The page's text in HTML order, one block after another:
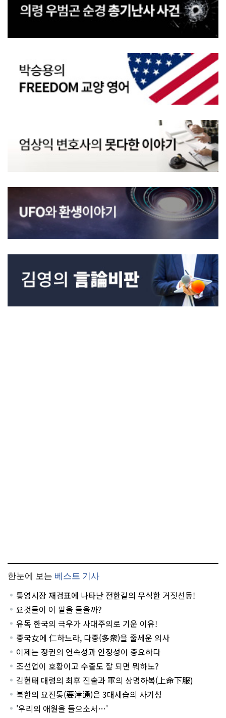
한눈에 보는 베스트 기사
통영시장 재검표에 나타난 전한길의 무식한 거짓선동!
요것들이 이 말을 들을까?
유독 한국의 극우가 사대주의로 기운 이유!
중국女에 仁하느라, 다중(多衆)을 줄세운 의사
이제는 정권의 연속성과 안정성이 중요하다
조선업이 호황이고 수출도 잘 되면 뭐하노?
김현태 대령의 최후 진술과 軍의 상명하복(上命下服)
북한의 요진통(要津通)은 3대세습의 사기성
'우리의 애원을 들으소서…'